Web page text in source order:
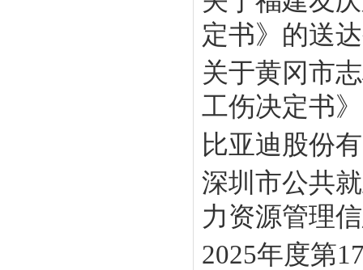
定书》的送
关于黄冈市
工伤决定书
比亚迪股份
深圳市公共
力资源管理
2025年度第